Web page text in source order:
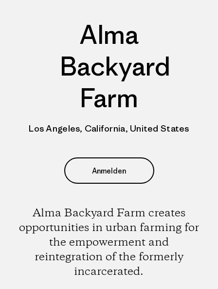
Alma
Backyard
Farm
Los Angeles, California, United States
Anmelden
Alma Backyard Farm creates
opportunities in urban farming for
the empowerment and
reintegration of the formerly
incarcerated.